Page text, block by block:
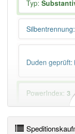
Typ:
Silbentrennung:
Duden geprüft:
PowerIndex: 3
Häufigkeit: 4